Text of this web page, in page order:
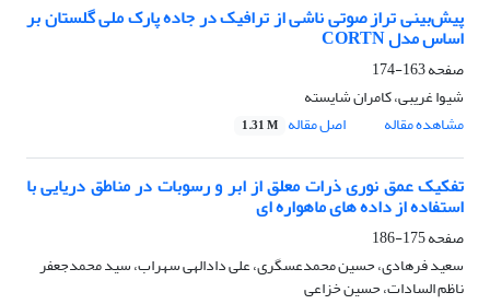
پیش‌بینی تراز صوتی ناشی از ترافیک در جاده پارک ملی گلستان بر
اساس مدل CORTN
صفحه163-174
شیوا غریبی، کامران شایسته
مشاهده مقاله
اصل مقاله 1.31 M
تفکیک عمق نوری ذرات معلق از ابر و رسوبات در مناطق دریایی با
استفاده از داده های ماهواره ای
صفحه175-186
سعید فرهادی، حسین محمدعسگری، علی دادالهی سهراب، سید محمدجعفر
ناظم السادات، حسین خزاعی